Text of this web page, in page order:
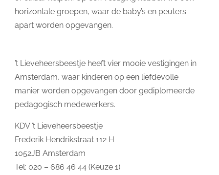
horizontale groepen, waar de baby’s en peuters
apart worden opgevangen.
’t Lieveheersbeestje heeft vier mooie vestigingen in
Amsterdam, waar kinderen op een liefdevolle
manier worden opgevangen door gediplomeerde
pedagogisch medewerkers.
KDV ’t Lieveheersbeestje
Frederik Hendrikstraat 112 H
1052JB Amsterdam
Tel: 020 – 686 46 44 (Keuze 1)